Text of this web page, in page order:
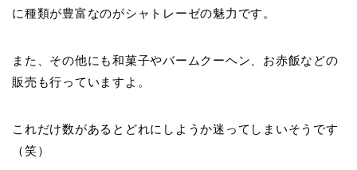
に種類が豊富なのがシャトレーゼの魅力です。
また、その他にも和菓子やバームクーヘン、お赤飯などの
販売も行っていますよ。
これだけ数があるとどれにしようか迷ってしまいそうです
（笑）